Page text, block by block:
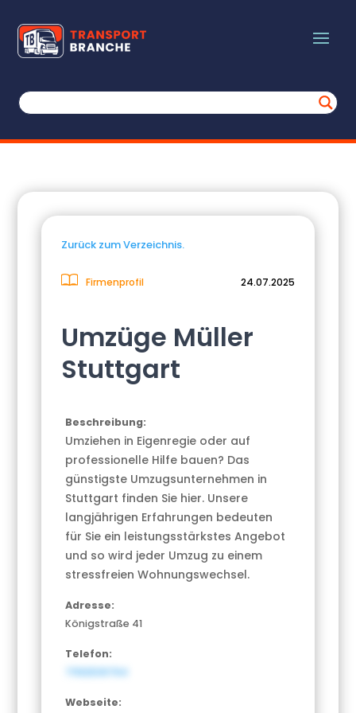
Zurück zum Verzeichnis.
Firmenprofil 24.07.2025
Umzüge Müller
Stuttgart
Beschreibung:
Umziehen in Eigenregie oder auf
professionelle Hilfe bauen? Das
günstigste Umzugsunternehmen in
Stuttgart finden Sie hier. Unsere
langjährigen Erfahrungen bedeuten
für Sie ein leistungsstärkstes Angebot
und so wird jeder Umzug zu einem
stressfreien Wohnungswechsel.
Adresse:
Königstraße 41
Telefon:
71192539764
Webseite: